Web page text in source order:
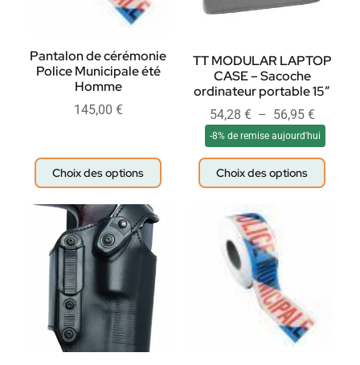
Pantalon de cérémonie
Police Municipale été
Homme
145,00 €
Choix des options
TT MODULAR LAPTOP
CASE – Sacoche
ordinateur portable 15″
54,28 € – 56,95 €
-8% de remise aujourd'hui
Choix des options